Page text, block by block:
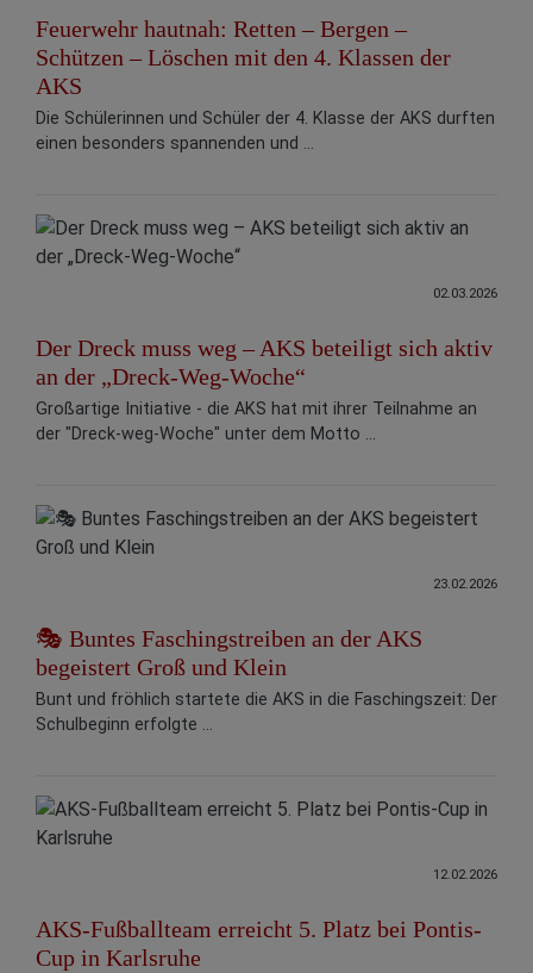
Feuerwehr hautnah: Retten – Bergen –
Schützen – Löschen mit den 4. Klassen der
AKS
Die Schülerinnen und Schüler der 4. Klasse der AKS durften
einen besonders spannenden und ...
02.03.2026
Der Dreck muss weg – AKS beteiligt sich aktiv
an der „Dreck-Weg-Woche“
Großartige Initiative - die AKS hat mit ihrer Teilnahme an
der "Dreck-weg-Woche" unter dem Motto ...
23.02.2026
🎭 Buntes Faschingstreiben an der AKS
begeistert Groß und Klein
Bunt und fröhlich startete die AKS in die Faschingszeit: Der
Schulbeginn erfolgte ...
12.02.2026
AKS-Fußballteam erreicht 5. Platz bei Pontis-
Cup in Karlsruhe